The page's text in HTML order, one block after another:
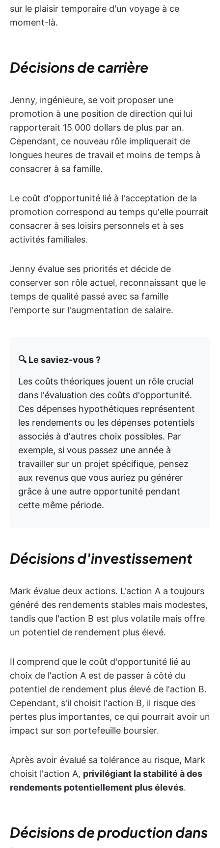
sur le plaisir temporaire d'un voyage à ce
moment-là.
Décisions de carrière
Jenny, ingénieure, se voit proposer une
promotion à une position de direction qui lui
rapporterait 15 000 dollars de plus par an.
Cependant, ce nouveau rôle impliquerait de
longues heures de travail et moins de temps à
consacrer à sa famille.
Le coût d'opportunité lié à l'acceptation de la
promotion correspond au temps qu'elle pourrait
consacrer à ses loisirs personnels et à ses
activités familiales.
Jenny évalue ses priorités et décide de
conserver son rôle actuel, reconnaissant que le
temps de qualité passé avec sa famille
l'emporte sur l'augmentation de salaire.
🔍 Le saviez-vous ?
Les coûts théoriques jouent un rôle crucial
dans l'évaluation des coûts d'opportunité.
Ces dépenses hypothétiques représentent
les rendements ou les dépenses potentiels
associés à d'autres choix possibles. Par
exemple, si vous passez une année à
travailler sur un projet spécifique, pensez
aux revenus que vous auriez pu générer
grâce à une autre opportunité pendant
cette même période.
Décisions d'investissement
Mark évalue deux actions. L'action A a toujours
généré des rendements stables mais modestes,
tandis que l'action B est plus volatile mais offre
un potentiel de rendement plus élevé.
Il comprend que le coût d'opportunité lié au
choix de l'action A est de passer à côté du
potentiel de rendement plus élevé de l'action B.
Cependant, s'il choisit l'action B, il risque des
pertes plus importantes, ce qui pourrait avoir un
impact sur son portefeuille boursier.
Après avoir évalué sa tolérance au risque, Mark
choisit l'action A, privilégiant la stabilité à des
rendements potentiellement plus élevés.
Décisions de production dans